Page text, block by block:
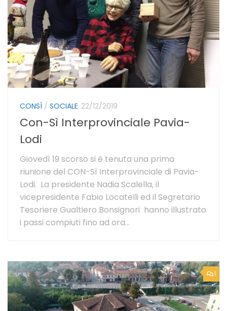
CONSÌ / SOCIALE 22/12/2019
Con-Sì Interprovinciale Pavia-
Lodi
Giovedì 19 scorso si è tenuta una prima
riunione del CON-Sì Interprovinciale di Pavia-
Lodi. La presidente Nadia Scalella, il
vicepresidente Fabio Locatelli ed il Segretario
Tesoriere Gualtiero Bonsignori hanno illustrato
i passi compiuti fino ad ora...
1